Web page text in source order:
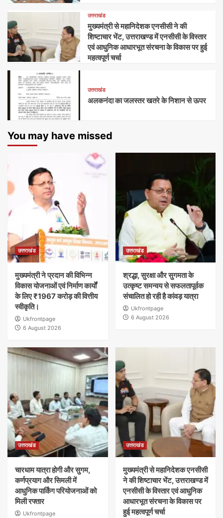
उत्तराखंड
मुख्यमंत्री से महानिदेशक एनसीसी ने की
शिष्टाचार भेंट, उत्तराखण्ड में एनसीसी के विस्तार
एवं आधुनिक आधारभूत संरचना के विकास पर हुई
महत्वपूर्ण चर्चा
उत्तराखंड
अलकनंदा का जलस्तर खतरे के निशान से ऊपर
You may have missed
उत्तराखंड
मुख्यमंत्री ने प्रदान की विभिन्न
विकास योजनाओं एवं निर्माण कार्यों
के लिए ₹1967 करोड़ की वित्तीय
स्वीकृति।
Ukfrontpage
6 August 2026
उत्तराखंड
श्रद्धा, सुरक्षा और सुगमता के
उत्कृष्ट समन्वय से सफलतापूर्वक
संचालित हो रही है कांवड़ यात्रा
Ukfrontpage
6 August 2026
उत्तराखंड
चारधाम यात्रा होगी और सुगम,
कर्णप्रयाग और सिमली में
आधुनिक पार्किंग परियोजनाओं को
मिली रफ्तार
Ukfrontpage
उत्तराखंड
मुख्यमंत्री से महानिदेशक एनसीसी
ने की शिष्टाचार भेंट, उत्तराखण्ड में
एनसीसी के विस्तार एवं आधुनिक
आधारभूत संरचना के विकास पर
हुई महत्वपूर्ण चर्चा